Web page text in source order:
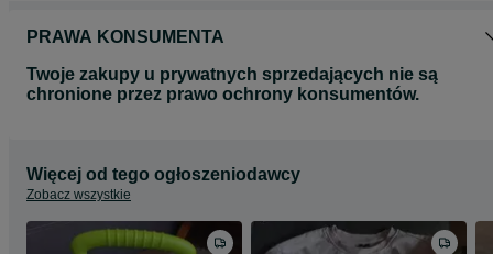
PRAWA KONSUMENTA
Twoje zakupy u prywatnych sprzedających nie są
chronione przez prawo ochrony konsumentów.
Więcej od tego ogłoszeniodawcy
Zobacz wszystkie